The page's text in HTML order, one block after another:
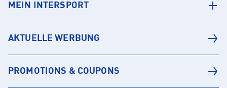
MEIN INTERSPORT
AKTUELLE WERBUNG
PROMOTIONS & COUPONS